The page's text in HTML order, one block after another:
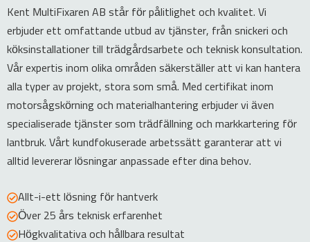
Kent MultiFixaren AB står för pålitlighet och kvalitet. Vi
erbjuder ett omfattande utbud av tjänster, från snickeri och
köksinstallationer till trädgårdsarbete och teknisk konsultation.
Vår expertis inom olika områden säkerställer att vi kan hantera
alla typer av projekt, stora som små. Med certifikat inom
motorsågskörning och materialhantering erbjuder vi även
specialiserade tjänster som trädfällning och markkartering för
lantbruk. Vårt kundfokuserade arbetssätt garanterar att vi
alltid levererar lösningar anpassade efter dina behov.
Allt-i-ett lösning för hantverk
Över 25 års teknisk erfarenhet
Högkvalitativa och hållbara resultat